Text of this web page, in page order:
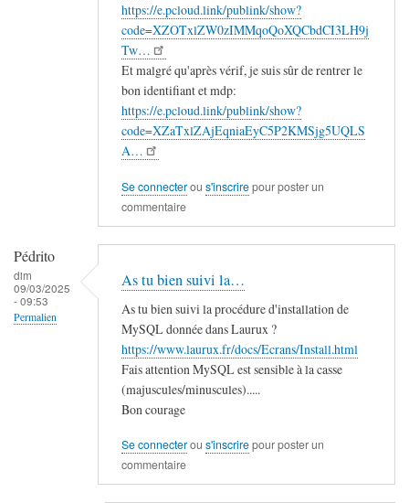
https://e.pcloud.link/publink/show?
code=XZOTxlZW0zIMMqoQoXQCbdCI3LH9j
Tw…
Et malgré qu'après vérif, je suis sûr de rentrer le
bon identifiant et mdp:
https://e.pcloud.link/publink/show?
code=XZaTxlZAjEqniaEyC5P2KMSjg5UQLS
A…
Se connecterou s'inscrirepour poster un
commentaire
Pédrito
dim
09/03/2025
- 09:53
Permalien
As tu bien suivi la…
As tu bien suivi la procédure d'installation de
MySQL donnée dans Laurux ?
https://www.laurux.fr/docs/Ecrans/Install.html
Fais attention MySQL est sensible à la casse
(majuscules/minuscules).....
Bon courage
Se connecterou s'inscrirepour poster un
commentaire